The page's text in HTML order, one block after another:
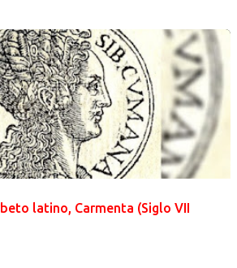
latino, Carmenta (Siglo VII